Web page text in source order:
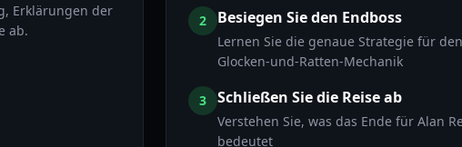
Erklärungen der
ab.
2 Besiegen Sie den Endboss
Lernen Sie die genaue Strategie für
Glocken-und-Ratten-Mechanik
3 Schließen Sie die Reise ab
Verstehen Sie, was das Ende für Alan
bedeutet